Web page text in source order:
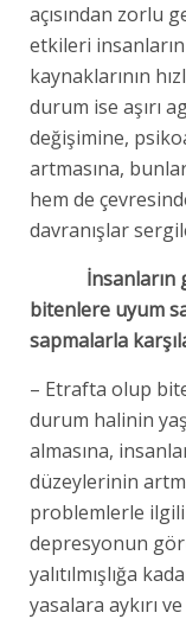
açısından zorlu
etkileri
kaynaklarının
durum ise aşırı
değişimine,
artmasına,
hem de
davranışlar
İnsanların
bitenlere uyum
sapmalarla
– Etrafta olup
durum halinin
almasına,
düzeylerinin
problemlerle ilgili
depresyonun
yalıtılmışlığa
yasalara aykırı